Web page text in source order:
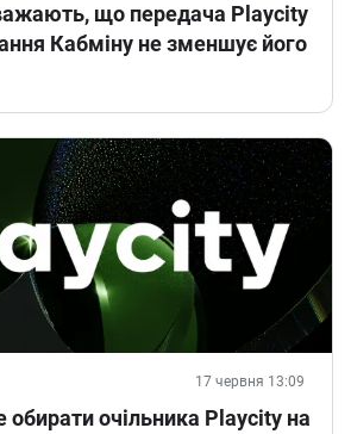
що передача Playcity
Кабміну не зменшує його
17 червня 13:09
обирати очільника Playcity на